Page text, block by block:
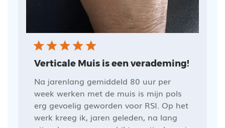
Verticale Muis is een verademing!
Na jarenlang gemiddeld 80 uur per
week werken met de muis is mijn pols
erg gevoelig geworden voor RSI. Op het
werk kreeg ik, jaren geleden, na lang